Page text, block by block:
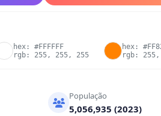
hex: #FFFFFF
rgb: 255, 255, 255
hex:
rgb:
População
5,056,935 (2023)